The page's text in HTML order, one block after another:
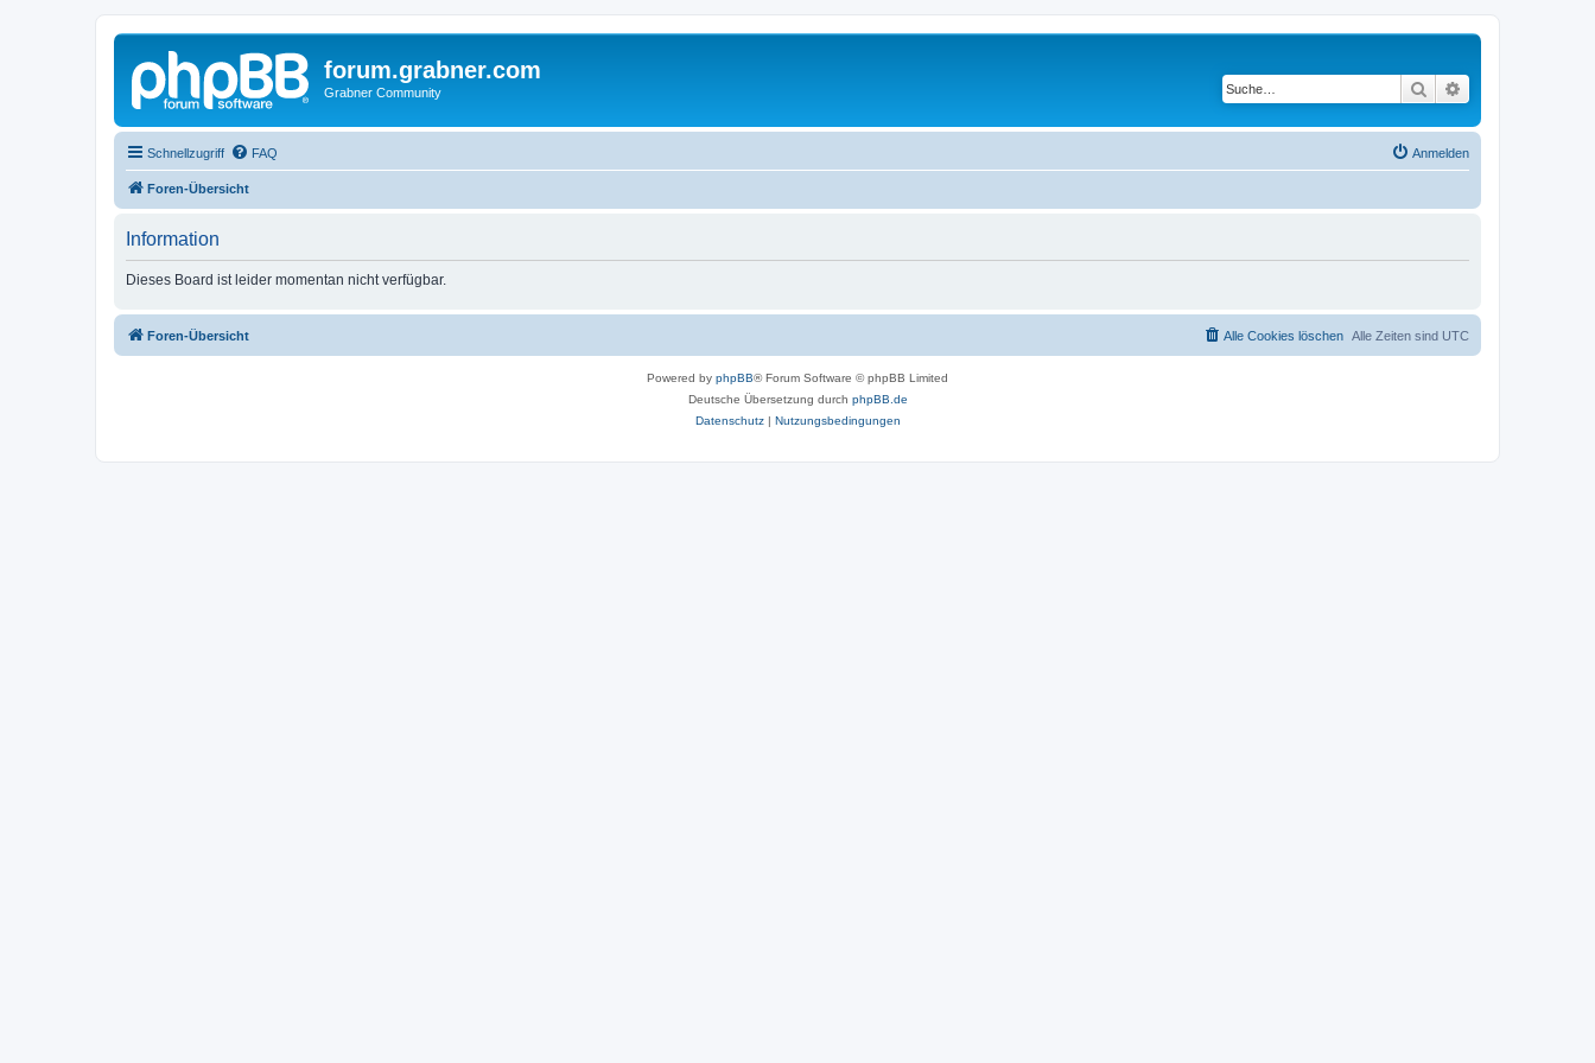
forum.grabner.com
Grabner Community Suche
Schnellzugriff FAQ Anmelden
Foren-Übersicht
Information
Dieses Board ist leider momentan nicht verfügbar.
Foren-Übersicht Alle Zeiten sind UTC
Alle Cookies löschen
Powered by phpBB® Forum Software © phpBB Limited
Deutsche Übersetzung durch phpBB.de
Datenschutz| Nutzungsbedingungen